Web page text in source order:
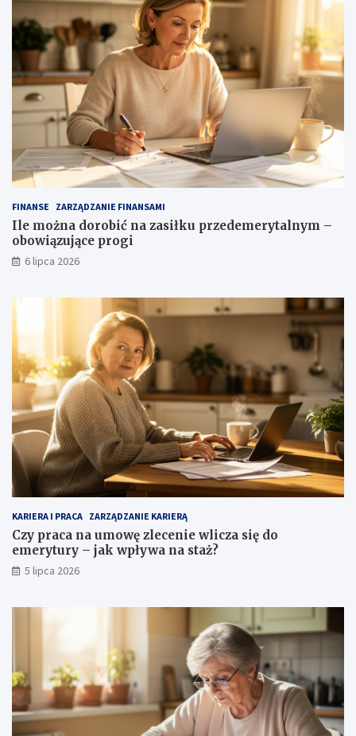
FINANSE ZARZĄDZANIE FINANSAMI
Ile można dorobić na zasiłku przedemerytalnym –
obowiązujące progi
6 lipca 2026
KARIERA I PRACA ZARZĄDZANIE KARIERĄ
Czy praca na umowę zlecenie wlicza się do
emerytury – jak wpływa na staż?
5 lipca 2026